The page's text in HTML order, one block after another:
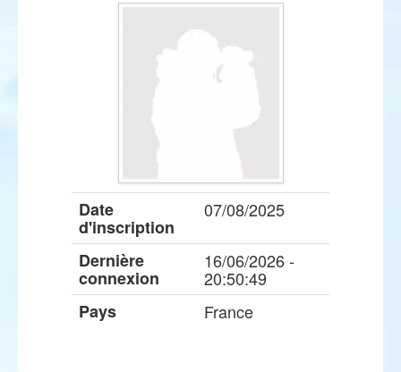
Date
d'inscription
07/08/2025
Dernière
connexion
16/06/2026 -
20:50:49
Pays
France